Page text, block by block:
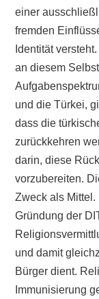
einer
fremden
Identität
an diesem
und die Türkei,
dass die
zurückkehren
darin, diese
vorzubereiten.
Zweck als
Gründung der
und damit
Bürger dient.
Immunisierung